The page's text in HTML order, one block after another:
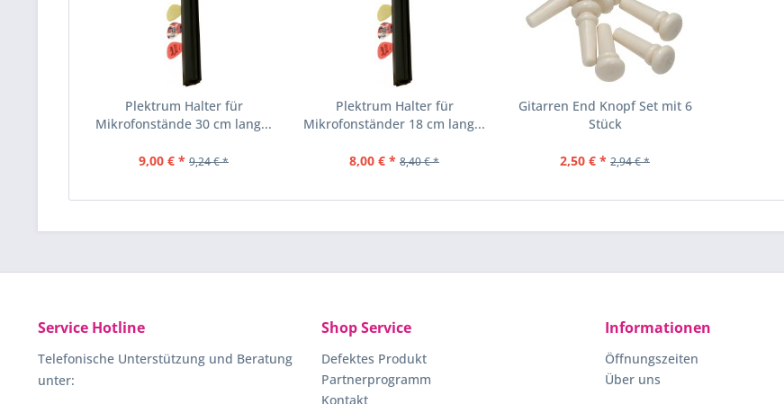
Plektrum Halter für
Mikrofonstände 30 cm lang...
9,00 € * 9,24 € *
Plektrum Halter für
Mikrofonständer 18 cm lang...
8,00 € * 8,40 € *
Gitarren End Knopf Set mit 6
Stück
2,50 € * 2,94 € *
Service Hotline
Telefonische Unterstützung und Beratung
unter:
Shop Service
Defektes Produkt
Partnerprogramm
Kontakt
Informationen
Öffnungszeiten
Über uns